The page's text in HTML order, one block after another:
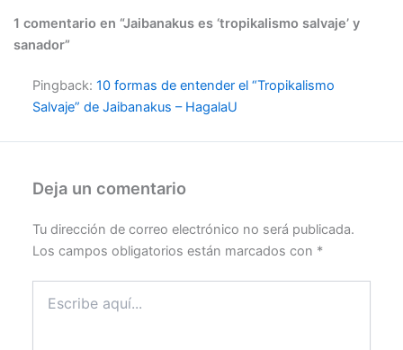
1 comentario en “Jaibanakus es ‘tropikalismo salvaje’ y
sanador”
Pingback:10 formas de entender el “Tropikalismo
Salvaje” de Jaibanakus – HagalaU
Deja un comentario
Tu dirección de correo electrónico no será publicada.
Los campos obligatorios están marcados con *
aquí...